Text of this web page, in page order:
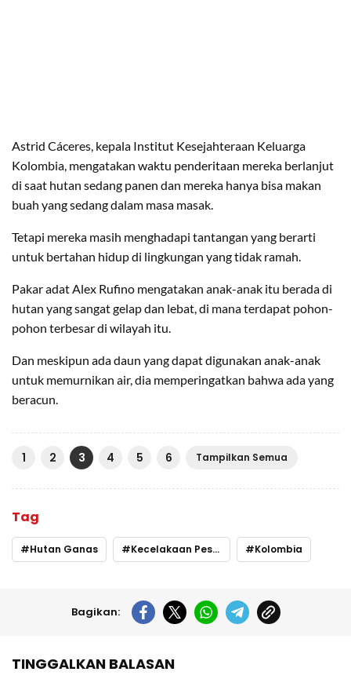
Astrid Cáceres, kepala Institut Kesejahteraan Keluarga
Kolombia, mengatakan waktu penderitaan mereka berlanjut
di saat hutan sedang panen dan mereka hanya bisa makan
buah yang sedang dalam masa masak.
Tetapi mereka masih menghadapi tantangan yang berarti
untuk bertahan hidup di lingkungan yang tidak ramah.
Pakar adat Alex Rufino mengatakan anak-anak itu berada di
hutan yang sangat gelap dan lebat, di mana terdapat pohon-
pohon terbesar di wilayah itu.
Dan meskipun ada daun yang dapat digunakan anak-anak
untuk memurnikan air, dia memperingatkan bahwa ada yang
beracun.
1 2 3 4 5 6 Tampilkan Semua
Tag
Hutan Ganas Kecelakaan Pesawat Kolombia
Bagikan:
TINGGALKAN BALASAN